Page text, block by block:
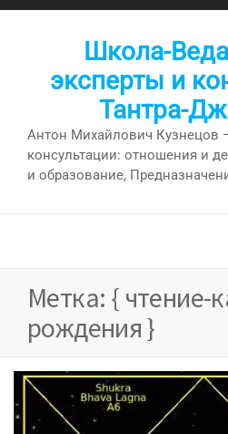
Перейти
Школа-
эксперты и
Тантра-
Антон Михайлович Кузнецов
консультации: отношения и
и образование,
Метка: { чтение-
рождения }